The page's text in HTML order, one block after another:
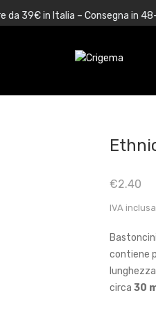
€2.40
IVA inclusa
contiene
circa 30
da 39€ in Italia – Consegna in